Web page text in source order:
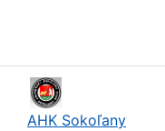
AHK Sokoľany